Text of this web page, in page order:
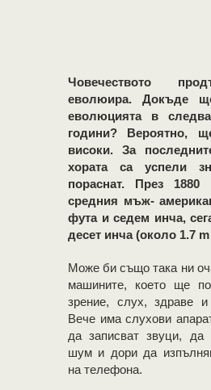
Човечеството
еволюира. Докъде
еволюцията в
години? Вероятно,
високи. За
хората са успели
пораснат. През
средния мъж-
фута и седем инча,
десет инча (около 1.7
Може би също така ни
машините, което ще
зрение, слух, здраве и
Вече има слухови
да записват звуци, да
шум и дори да
на телефона.